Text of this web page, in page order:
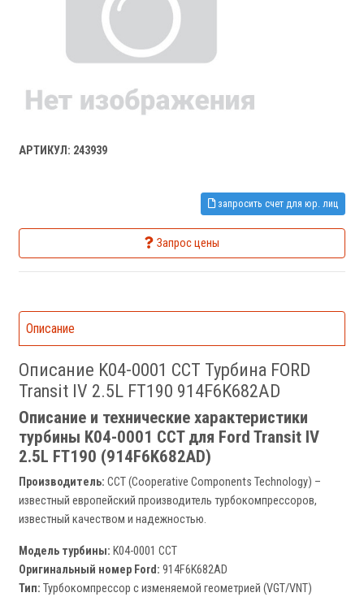
АРТИКУЛ: 243939
запросить счет для юр. лиц
Запрос цены
Описание
Описание K04-0001 CCT Турбина FORD
Transit IV 2.5L FT190 914F6K682AD
Описание и технические характеристики
турбины K04-0001 CCT для Ford Transit IV
2.5L FT190 (914F6K682AD)
Производитель: CCT (Cooperative Components Technology) –
известный европейский производитель турбокомпрессоров,
известный качеством и надежностью.
Модель турбины: K04-0001 CCT
Оригинальный номер Ford: 914F6K682AD
Тип: Турбокомпрессор с изменяемой геометрией (VGT/VNT)